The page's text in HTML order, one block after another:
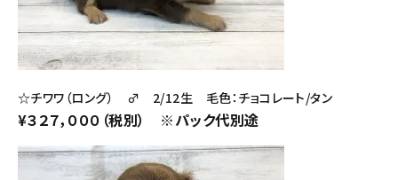
☆チワワ（ロング） ♂ 2/12生 毛色：チョコレート/タン
¥３２７，０００（税別） ※パック代別途